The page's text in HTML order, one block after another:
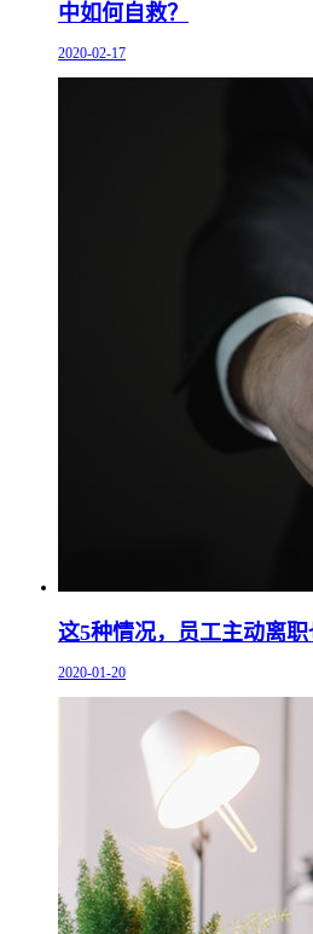
中如何自救？
2020-02-17
这5种情况，员工主动离
2020-01-20